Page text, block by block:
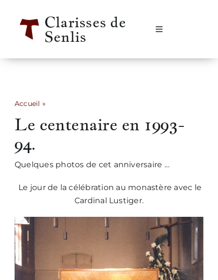
contenu
Clarisses de
Senlis
Navigation
Qui sommes-nous ?
Notre vie
Notre histoire
Informations pratiques
Nous écrire
Accueil »
Le centenaire en 1993-
94.
Quelques photos de cet anniversaire …
Le jour de la célébration au monastère avec le
Cardinal Lustiger.